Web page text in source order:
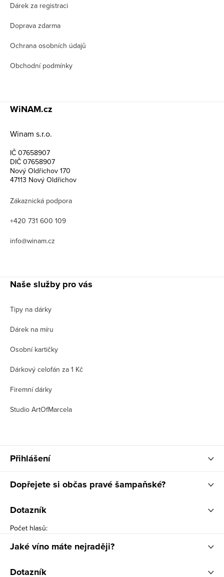
Dárek za registraci
Doprava zdarma
Ochrana osobních údajů
Obchodní podmínky
WiNAM.cz
Winam s.r.o.
IČ 07658907
DIČ 07658907
Nový Oldřichov 170
47113 Nový Oldřichov
Zákaznická podpora
+420 731 600 109
info@winam.cz
Naše služby pro vás
Tipy na dárky
Dárek na míru
Osobní kartičky
Dárkový celofán za 1 Kč
Firemní dárky
Studio ArtOfMarcela
Přihlášení
Dopřejete si občas pravé šampaňské?
Dotazník
Počet hlasů:
Jaké víno máte nejraději?
Dotazník